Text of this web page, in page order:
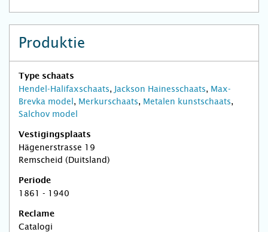
Produktie
Type schaats
Hendel-Halifaxschaats, Jackson Hainesschaats, Max-
Brevka model , Merkurschaats, Metalen kunstschaats,
Salchov model
Vestigingsplaats
Hägenerstrasse 19
Remscheid (Duitsland)
Periode
1861 - 1940
Reclame
Catalogi